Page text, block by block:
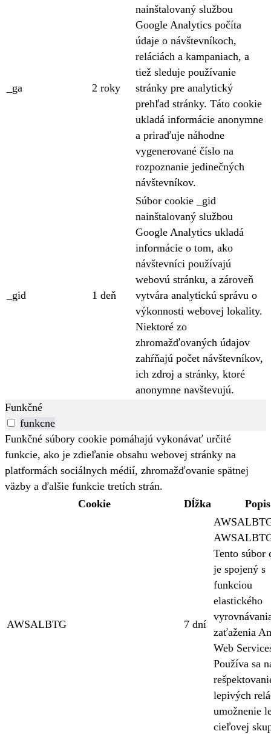
_ga 2 roky
nainštalovaný službou
Google Analytics počíta
údaje o návštevníkoch,
reláciách a kampaniach, a
tiež sleduje používanie
stránky pre analytický
prehľad stránky. Táto cookie
ukladá informácie anonymne
a priraďuje náhodne
vygenerované číslo na
rozpoznanie jedinečných
návštevníkov.
_gid 1 deň
Súbor cookie _gid
nainštalovaný službou
Google Analytics ukladá
informácie o tom, ako
návštevníci používajú
webovú stránku, a zároveň
vytvára analytickú správu o
výkonnosti webovej lokality.
Niektoré zo
zhromažďovaných údajov
zahŕňajú počet návštevníkov,
ich zdroj a stránky, ktoré
anonymne navštevujú.
Funkčné
funkcne
Funkčné súbory cookie pomáhajú vykonávať určité
funkcie, ako je zdieľanie obsahu webovej stránky na
platformách sociálnych médií, zhromažďovanie spätnej
väzby a ďalšie funkcie tretích strán.
Cookie
Dĺžka Popis
AWSALBTG 7 dní
Tento súbor
je spojený s
funkciou
elastického
zaťaženia
Web
Používa sa
lepivých
umožnenie
cieľovej